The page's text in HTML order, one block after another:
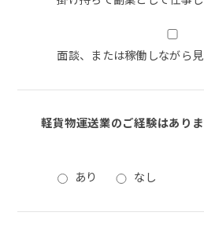
面談、または稼働しながら
軽貨物運送業のご経験はあり
あり なし